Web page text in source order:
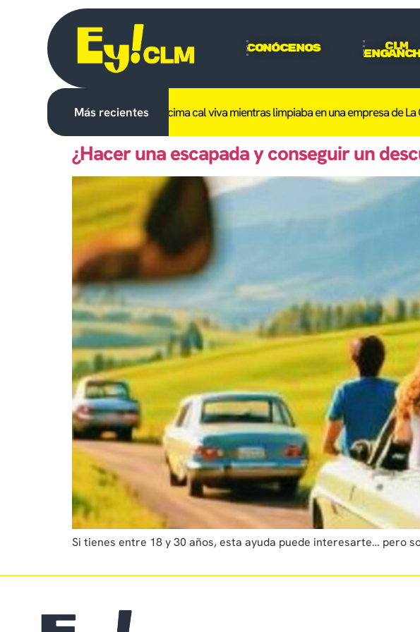
Conócenos CLM
Más recientes
un trabajador tras caerle encima cal viva mientras limpiaba en una empresa de La
¿Hacer una escapada y conseguir un
Si tienes entre 18 y 30 años, esta ayuda puede interesarte… pero